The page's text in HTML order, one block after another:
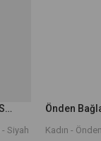
Önden Bağlamalı Aerobin İkili Takım - Siyah
Siyah
Önden
Kadın -